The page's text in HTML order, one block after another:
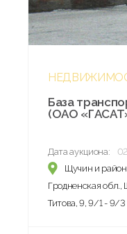
База
(ОАО
Дата аукциона:
Щучин и район
Гродненская
Титова, 9, 9/1 - 9/3